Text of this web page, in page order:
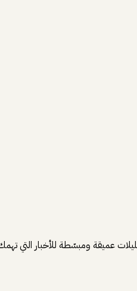
عميقة ومبسّطة للأخبار التي